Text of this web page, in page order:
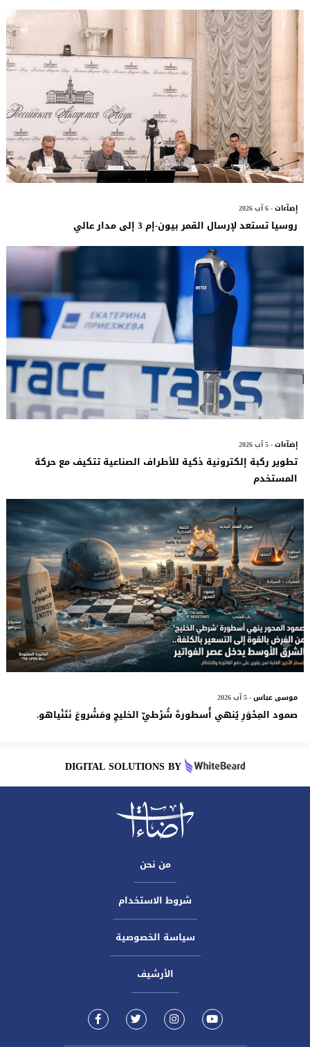
إضآءات- 6 آب 2026
روسيا تستعد لإرسال القمر بيون-إم 3 إلى مدار عالي
إضآءات- 5 آب 2026
تطوير ركبة إلكترونية ذكية للأطراف الصناعية تتكيف مع حركة
المستخدم
موسى عباس- 5 آب 2026
صمود المِحْوَرِ يُنهي أُسطورةَ شُرْطيِّ الخليجِ ومَشْروعَ نَتَنْياهو.
DIGITAL SOLUTIONS BY
من نحن
شروط الاستخدام
سياسة الخصوصية
الأرشيف